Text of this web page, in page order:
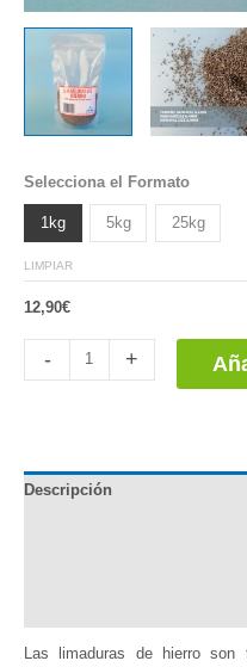
Selecciona el Formato
1kg 5kg 25kg
LIMPIAR
12,90€
-
Limaduras
+
Descripción
Las limaduras de hierro